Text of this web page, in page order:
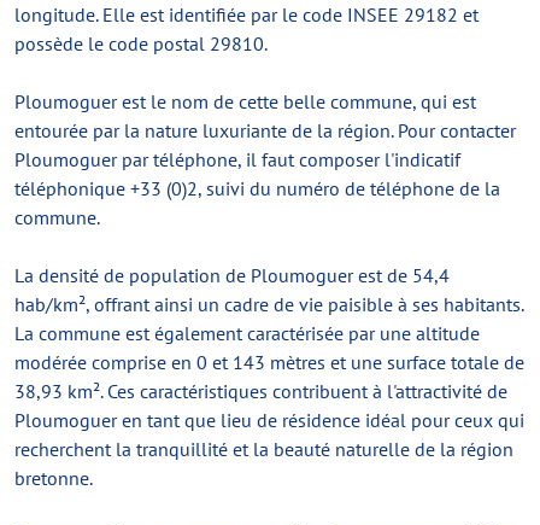
longitude. Elle est identifiée par le code INSEE 29182 et
possède le code postal 29810.
Ploumoguer est le nom de cette belle commune, qui est
entourée par la nature luxuriante de la région. Pour contacter
Ploumoguer par téléphone, il faut composer l'indicatif
téléphonique +33 (0)2, suivi du numéro de téléphone de la
commune.
La densité de population de Ploumoguer est de 54,4
hab/km², offrant ainsi un cadre de vie paisible à ses habitants.
La commune est également caractérisée par une altitude
modérée comprise en 0 et 143 mètres et une surface totale de
38,93 km². Ces caractéristiques contribuent à l'attractivité de
Ploumoguer en tant que lieu de résidence idéal pour ceux qui
recherchent la tranquillité et la beauté naturelle de la région
bretonne.